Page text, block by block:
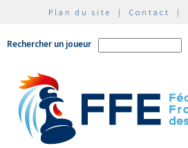
Plan du site | Contact |
Rechercher un joueur